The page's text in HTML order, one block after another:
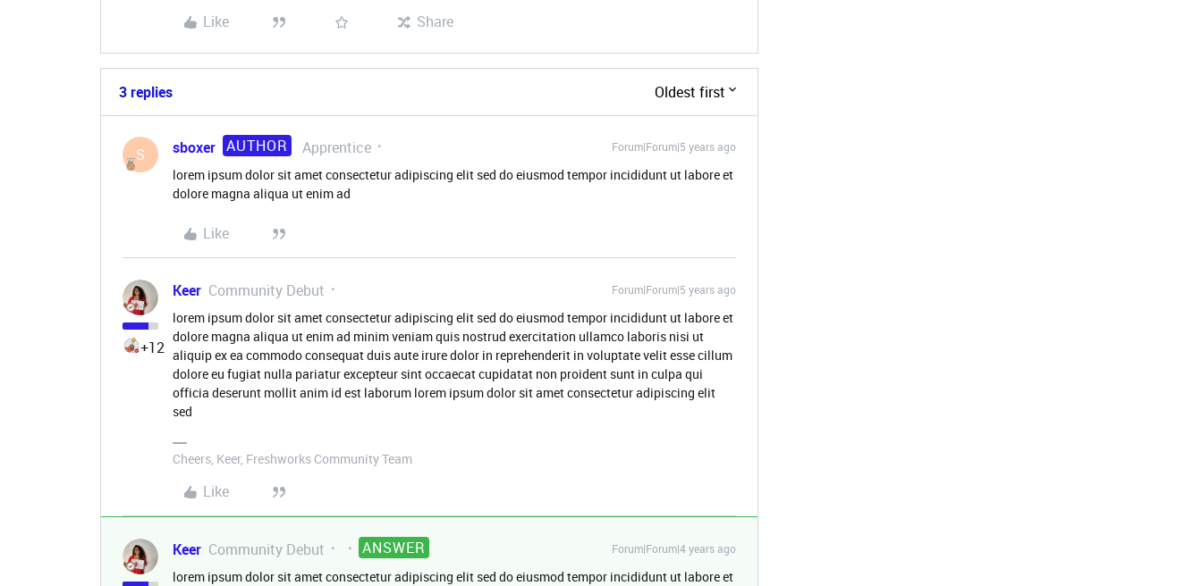
Like
Share
3 replies Oldest first
S sboxer AUTHOR Apprentice Forum|Forum|5 years ago
lorem ipsum dolor sit amet consectetur adipiscing elit sed do eiusmod tempor incididunt ut labore et
dolore magna aliqua ut enim ad
Like
+12
Keer Community Debut Forum|Forum|5 years ago
lorem ipsum dolor sit amet consectetur adipiscing elit sed do eiusmod tempor incididunt ut labore et
dolore magna aliqua ut enim ad minim veniam quis nostrud exercitation ullamco laboris nisi ut
aliquip ex ea commodo consequat duis aute irure dolor in reprehenderit in voluptate velit esse cillum
dolore eu fugiat nulla pariatur excepteur sint occaecat cupidatat non proident sunt in culpa qui
officia deserunt mollit anim id est laborum lorem ipsum dolor sit amet consectetur adipiscing elit
sed
Cheers, Keer, Freshworks Community Team
Like
Keer Community Debut ANSWER Forum|Forum|4 years ago
lorem ipsum dolor sit amet consectetur adipiscing elit sed do eiusmod tempor incididunt ut labore et